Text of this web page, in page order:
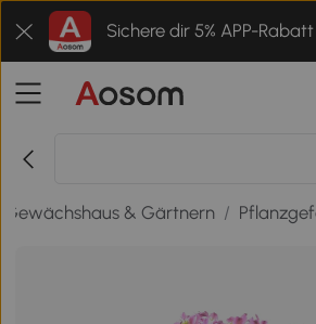
Sichere dir 5% APP-Rabatt
Gewächshaus & Gärtnern /